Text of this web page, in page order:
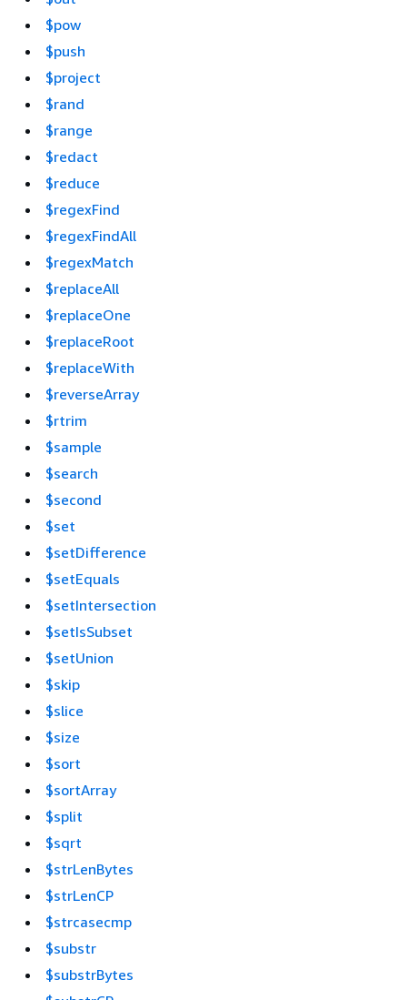
$pow
$push
$project
$rand
$range
$redact
$reduce
$regexFind
$regexFindAll
$regexMatch
$replaceAll
$replaceOne
$replaceRoot
$replaceWith
$reverseArray
$rtrim
$sample
$search
$second
$set
$setDifference
$setEquals
$setIntersection
$setIsSubset
$setUnion
$skip
$slice
$size
$sort
$sortArray
$split
$sqrt
$strLenBytes
$strLenCP
$strcasecmp
$substr
$substrBytes